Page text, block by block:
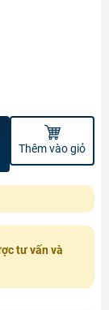
Thêm vào giỏ
tư vấn và